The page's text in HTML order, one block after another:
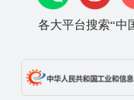
各大平台搜索“中